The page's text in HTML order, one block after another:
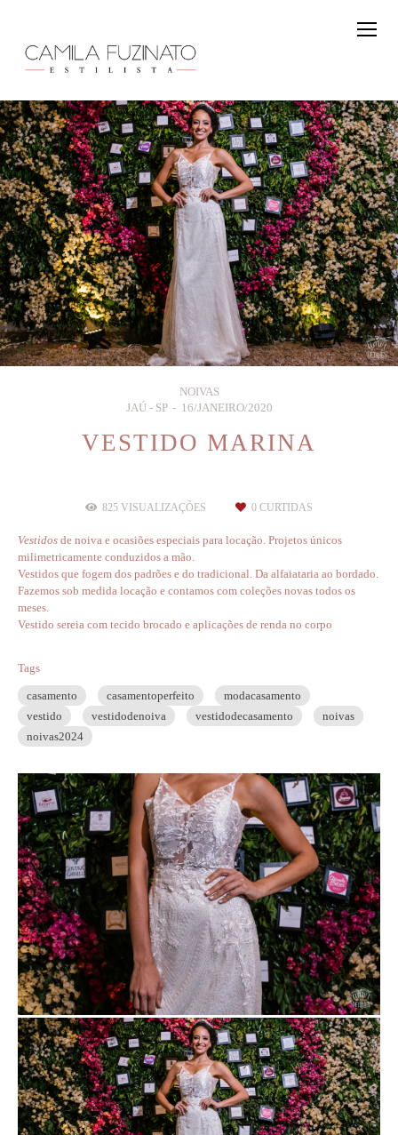
NOIVAS
JAÚ - SP
16/JANEIRO/2020
VESTIDO MARINA
825 VISUALIZAÇÕES 0 CURTIDAS
Vestidos de noiva e ocasiões especiais para locação. Projetos únicos
milimetricamente conduzidos a mão.
Vestidos que fogem dos padrões e do tradicional. Da alfaiataria ao bordado.
Fazemos sob medida locação e contamos com coleções novas todos os
meses.
Vestido sereia com tecido brocado e aplicações de renda no corpo
Tags
casamento casamentoperfeito
modacasamento
vestido
vestidodenoiva vestidodecasamento
noivas
noivas2024